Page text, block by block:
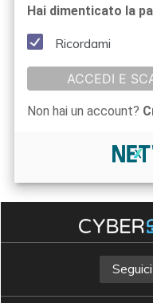
Hai dimenticato la
Ricordami
ACCEDI E
Non hai un account?
Seguici